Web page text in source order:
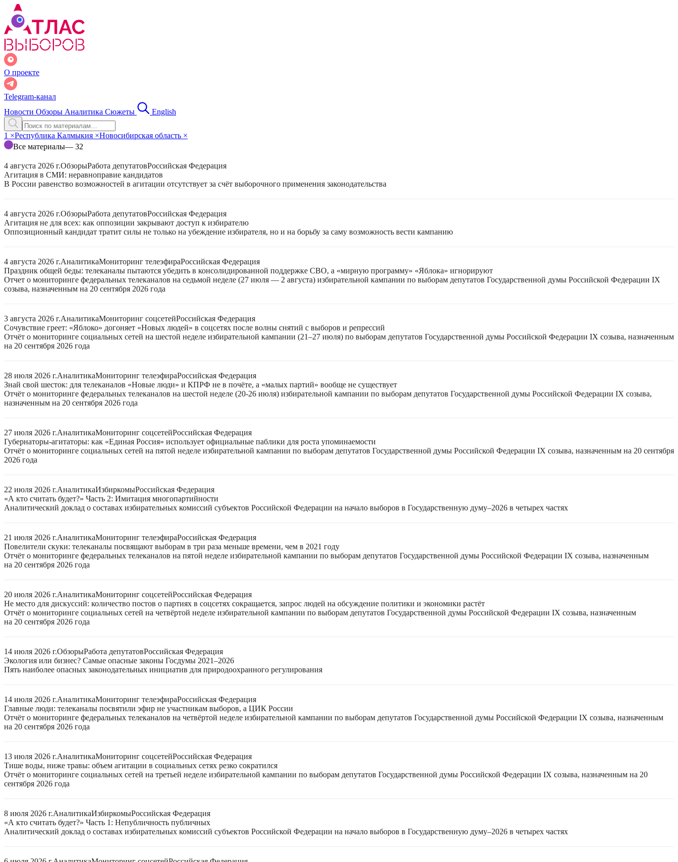
О проекте
Telegram-канал
Новости Обзоры Аналитика Сюжеты English
1 ×Республика Калмыкия ×Новосибирская область ×
Все материалы— 32
4 августа 2026 г.ОбзорыРабота депутатовРоссийская Федерация
Агитация в СМИ: неравноправие кандидатов
В России равенство возможностей в агитации отсутствует за счёт выборочного применения законодательства
4 августа 2026 г.ОбзорыРабота депутатовРоссийская Федерация
Агитация не для всех: как оппозиции закрывают доступ к избирателю
Оппозиционный кандидат тратит силы не только на убеждение избирателя, но и на борьбу за саму возможность вести кампанию
4 августа 2026 г.АналитикаМониторинг телеэфираРоссийская Федерация
Праздник общей беды: телеканалы пытаются убедить в консолидированной поддержке СВО, а «мирную программу» «Яблока» игнорируют
Отчет о мониторинге федеральных телеканалов на седьмой неделе (27 июля — 2 августа) избирательной кампании по выборам депутатов Государственной думы Российской Федерации IX
созыва, назначенным на 20 сентября 2026 года
3 августа 2026 г.АналитикаМониторинг соцсетейРоссийская Федерация
Сочувствие греет: «Яблоко» догоняет «Новых людей» в соцсетях после волны снятий с выборов и репрессий
Отчёт о мониторинге социальных сетей на шестой неделе избирательной кампании (21–27 июля) по выборам депутатов Государственной думы Российской Федерации IX созыва, назначенным
на 20 сентября 2026 года
28 июля 2026 г.АналитикаМониторинг телеэфираРоссийская Федерация
Знай свой шесток: для телеканалов «Новые люди» и КПРФ не в почёте, а «малых партий» вообще не существует
Отчёт о мониторинге федеральных телеканалов на шестой неделе (20-26 июля) избирательной кампании по выборам депутатов Государственной думы Российской Федерации IX созыва,
назначенным на 20 сентября 2026 года
27 июля 2026 г.АналитикаМониторинг соцсетейРоссийская Федерация
Губернаторы-агитаторы: как «Единая Россия» использует официальные паблики для роста упоминаемости
Отчёт о мониторинге социальных сетей на пятой неделе избирательной кампании по выборам депутатов Государственной думы Российской Федерации IX созыва, назначенным на 20 сентября
2026 года
22 июля 2026 г.АналитикаИзбиркомыРоссийская Федерация
«А кто считать будет?» Часть 2: Имитация многопартийности
Аналитический доклад о составах избирательных комиссий субъектов Российской Федерации на начало выборов в Государственную думу–2026 в четырех частях
21 июля 2026 г.АналитикаМониторинг телеэфираРоссийская Федерация
Повелители скуки: телеканалы посвящают выборам в три раза меньше времени, чем в 2021 году
Отчёт о мониторинге федеральных телеканалов на пятой неделе избирательной кампании по выборам депутатов Государственной думы Российской Федерации IX созыва, назначенным
на 20 сентября 2026 года
20 июля 2026 г.АналитикаМониторинг соцсетейРоссийская Федерация
Не место для дискуссий: количество постов о партиях в соцсетях сокращается, запрос людей на обсуждение политики и экономики растёт
Отчёт о мониторинге социальных сетей на четвёртой неделе избирательной кампании по выборам депутатов Государственной думы Российской Федерации IX созыва, назначенным
на 20 сентября 2026 года
14 июля 2026 г.ОбзорыРабота депутатовРоссийская Федерация
Экология или бизнес? Самые опасные законы Госдумы 2021–2026
Пять наиболее опасных законодательных инициатив для природоохранного регулирования
14 июля 2026 г.АналитикаМониторинг телеэфираРоссийская Федерация
Главные люди: телеканалы посвятили эфир не участникам выборов, а ЦИК России
Отчёт о мониторинге федеральных телеканалов на четвёртой неделе избирательной кампании по выборам депутатов Государственной думы Российской Федерации IX созыва, назначенным
на 20 сентября 2026 года
13 июля 2026 г.АналитикаМониторинг соцсетейРоссийская Федерация
Тише воды, ниже травы: объем агитации в социальных сетях резко сократился
Отчёт о мониторинге социальных сетей на третьей неделе избирательной кампании по выборам депутатов Государственной думы Российской Федерации IX созыва, назначенным на 20
сентября 2026 года
8 июля 2026 г.АналитикаИзбиркомыРоссийская Федерация
«А кто считать будет?» Часть 1: Непубличность публичных
Аналитический доклад о составах избирательных комиссий субъектов Российской Федерации на начало выборов в Государственную думу–2026 в четырех частях